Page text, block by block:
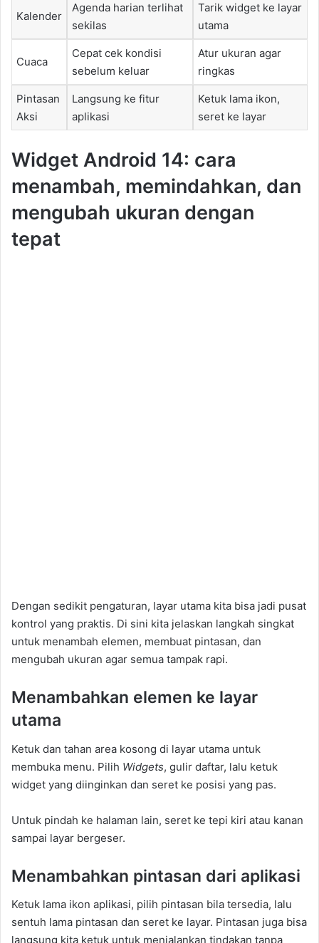
Kalender
Agenda harian terlihat
sekilas
Tarik widget ke layar
utama
Cuaca
Cepat cek kondisi
sebelum keluar
Atur ukuran agar
ringkas
Pintasan
Aksi
Langsung ke fitur
aplikasi
Ketuk lama ikon,
seret ke layar
Widget Android 14: cara
menambah, memindahkan, dan
mengubah ukuran dengan
tepat
Dengan sedikit pengaturan, layar utama kita bisa jadi pusat
kontrol yang praktis. Di sini kita jelaskan langkah singkat
untuk menambah elemen, membuat pintasan, dan
mengubah ukuran agar semua tampak rapi.
Menambahkan elemen ke layar
utama
Ketuk dan tahan area kosong di layar utama untuk
membuka menu. Pilih Widgets, gulir daftar, lalu ketuk
widget yang diinginkan dan seret ke posisi yang pas.
Untuk pindah ke halaman lain, seret ke tepi kiri atau kanan
sampai layar bergeser.
Menambahkan pintasan dari aplikasi
Ketuk lama ikon aplikasi, pilih pintasan bila tersedia, lalu
sentuh lama pintasan dan seret ke layar. Pintasan juga bisa
langsung kita ketuk untuk menjalankan tindakan tanpa